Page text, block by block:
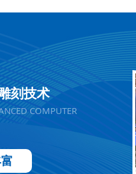
刻技术
COMPUTER